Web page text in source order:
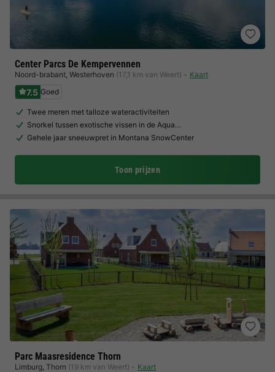
Center Parcs De Kempervennen
Noord-brabant, Westerhoven (17,1 km van Weert) Kaart
7.5 Goed
Twee meren met talloze wateractiviteiten
Snorkel tussen exotische vissen in de Aqua…
Gehele jaar sneeuwpret in Montana SnowCenter
Toon prijzen
Parc Maasresidence Thorn
Limburg, Thorn (19 km van Weert) Kaart